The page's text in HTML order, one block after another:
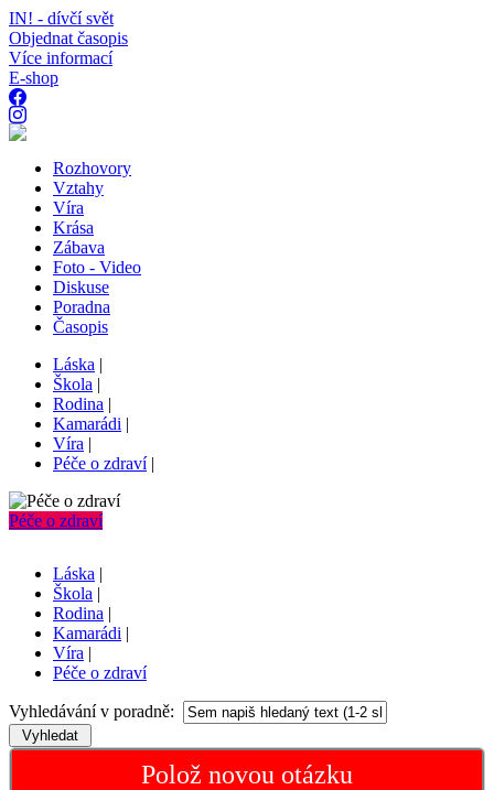
IN! - dívčí svět
Objednat časopis
Více informací
E-shop
Rozhovory
Vztahy
Víra
Krása
Zábava
Foto - Video
Diskuse
Poradna
Časopis
Láska |
Škola |
Rodina |
Kamarádi |
Víra |
Péče o zdraví|
Péče o zdraví
Láska |
Škola |
Rodina |
Kamarádi |
Víra |
Péče o zdraví
Vyhledávání v poradně:
Polož novou otázku